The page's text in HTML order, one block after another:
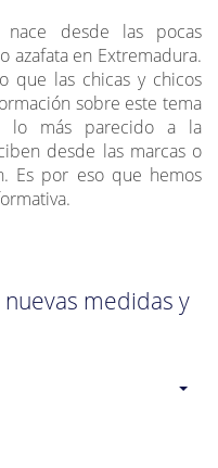
desde las pocas
azafata en Extremadura.
que las chicas y chicos
sobre este tema
lo más parecido a la
desde las marcas o
Es por eso que hemos
nuevas medidas y